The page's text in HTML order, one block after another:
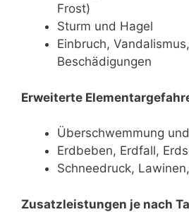
Frost)
Sturm und Hagel
Einbruch,
Beschädigungen
Erweiterte
Überschwemmung
Erdbeben, Erdfall,
Schneedruck,
Zusatzleistungen je nach